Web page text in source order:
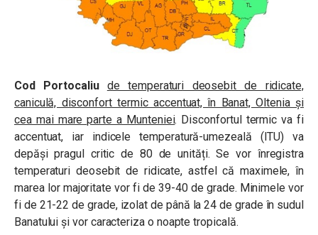
Cod Portocaliu
de temperaturi deosebit de ridicate,
caniculă, disconfort termic accentuat, în Banat, Oltenia și
cea mai mare parte a Munteniei. Disconfortul termic va fi
accentuat, iar indicele temperatură-umezeală (ITU) va
depăși pragul critic de 80 de unități. Se vor înregistra
temperaturi deosebit de ridicate, astfel că maximele, în
marea lor majoritate vor fi de 39-40 de grade. Minimele vor
fi de 21-22 de grade, izolat de până la 24 de grade în sudul
Banatului și vor caracteriza o noapte tropicală.